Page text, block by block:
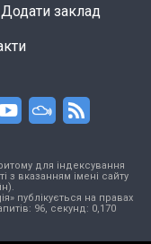
Додати заклад
для індексування
з вказанням імені сайту
публікується на правах
96, секунд: 0,170